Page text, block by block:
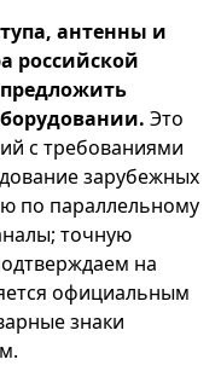
антенны и
российской
Это
с требованиями
зарубежных
по параллельному
точную
на
официальным
знаки